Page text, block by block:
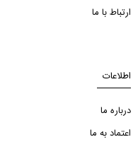
ارتباط با ما
اطلاعات
درباره ما
اعتماد به ما